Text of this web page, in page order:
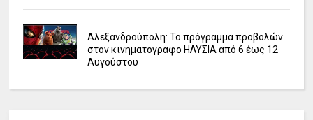
Αλεξανδρούπολη: Το πρόγραμμα προβολών
στον κινηματογράφο ΗΛΥΣΙΑ από 6 έως 12
Αυγούστου